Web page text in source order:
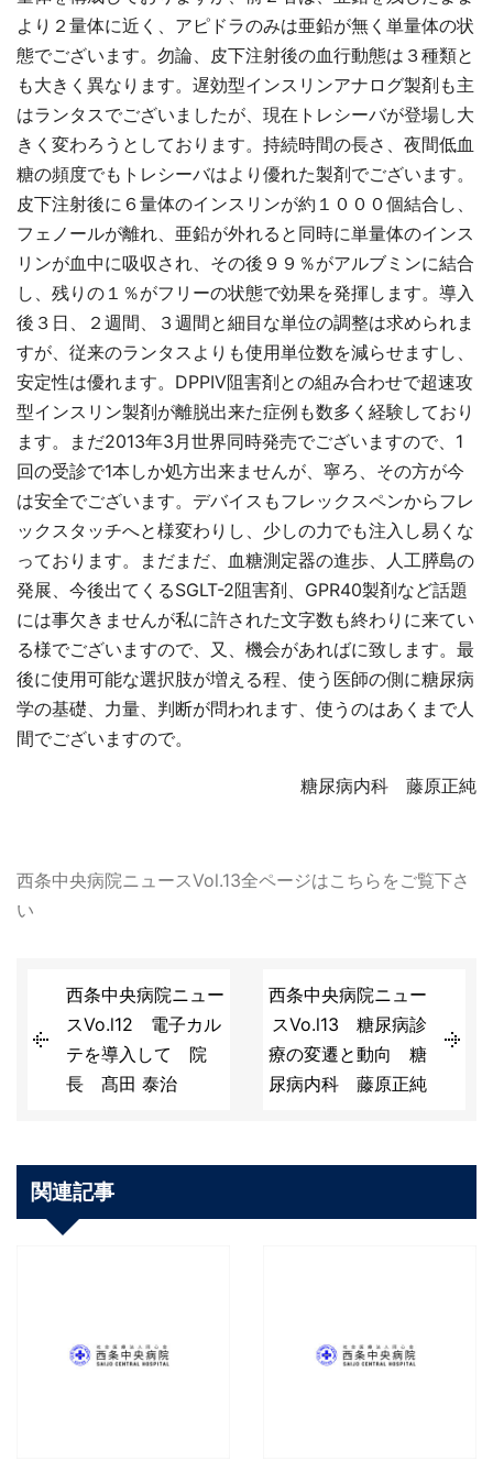
より２量体に近く、アピドラのみは亜鉛が無く単量体の状
態でございます。勿論、皮下注射後の血行動態は３種類と
も大きく異なります。遅効型インスリンアナログ製剤も主
はランタスでございましたが、現在トレシーバが登場し大
きく変わろうとしております。持続時間の長さ、夜間低血
糖の頻度でもトレシーバはより優れた製剤でございます。
皮下注射後に６量体のインスリンが約１０００個結合し、
フェノールが離れ、亜鉛が外れると同時に単量体のインス
リンが血中に吸収され、その後９９％がアルブミンに結合
し、残りの１％がフリーの状態で効果を発揮します。導入
後３日、２週間、３週間と細目な単位の調整は求められま
すが、従来のランタスよりも使用単位数を減らせますし、
安定性は優れます。DPPIV阻害剤との組み合わせで超速攻
型インスリン製剤が離脱出来た症例も数多く経験しており
ます。まだ2013年3月世界同時発売でございますので、1
回の受診で1本しか処方出来ませんが、寧ろ、その方が今
は安全でございます。デバイスもフレックスペンからフレ
ックスタッチへと様変わりし、少しの力でも注入し易くな
っております。まだまだ、血糖測定器の進歩、人工膵島の
発展、今後出てくるSGLT-2阻害剤、GPR40製剤など話題
には事欠きませんが私に許された文字数も終わりに来てい
る様でございますので、又、機会があればに致します。最
後に使用可能な選択肢が増える程、使う医師の側に糖尿病
学の基礎、力量、判断が問われます、使うのはあくまで人
間でございますので。
糖尿病内科 藤原正純
西条中央病院ニュースVol.13全ページはこちらをご覧下さ
い
西条中央病院ニュー
スVo.l12 電子カル
テを導入して 院
長 髙田 泰治
西条中央病院ニュー
スVo.l13 糖尿病診
療の変遷と動向 糖
尿病内科 藤原正純
関連記事